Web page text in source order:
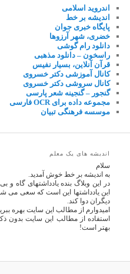
اندروید اسلامی
اندیشه بر خط
پایگاه خبری جوان
خضری، شهر آرزوها
دانلود رام گوشی
راسخون – دانلود مذهبی
قرآن آنلاین، بسیار نفیس
کانال آموزشی دکتر خسروی
کانال سروشی دکتر خسروی
گنجور – گنجینه شعر پارسی
مجموعه داده برای OCR فارسی
موسسه فرهنگی تبیان
اندیشه های یک معلم
سلام
به اندیشه بر خط خوش آمدید.
در این وبلاگ بنده یادداشتهای
این یادداشتها این است که سعی می
دیگران دوا کند.
امیدوارم از مطالب این سایت بهره
استفاده از مطالب این سایت بدون
بهتر است!